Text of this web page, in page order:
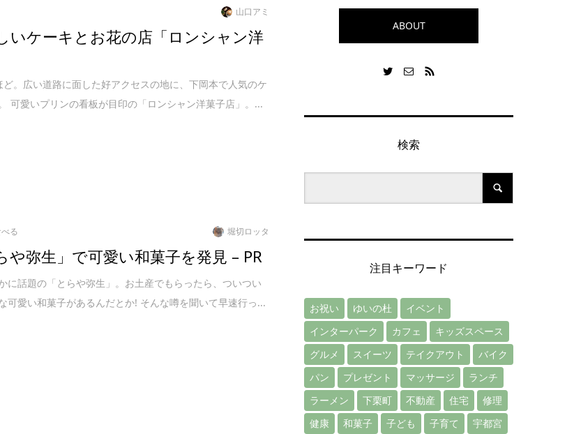
山口アミ
いケーキとお花の店「ロンシャン洋
。広い道路に面した好アクセスの地に、下岡本で人気のケ
可愛いプリンの看板が目印の「ロンシャン洋菓子店」。...
る 堀切ロッタ
や弥生」で可愛い和菓子を発見 – PR
に話題の「とらや弥生」。お土産でもらったら、ついつい
可愛い和菓子があるんだとか! そんな噂を聞いて早速行っ...
ABOUT
検索
注目キーワード
お祝い ゆいの杜
イベント
インターパーク
カフェ
キッズスペース
グルメ
スイーツ テイクアウト
バイク
パン
プレゼント マッサージ
ランチ
ラーメン
下栗町 不動産 住宅
修理
健康
和菓子 子ども 子育て 宇都宮